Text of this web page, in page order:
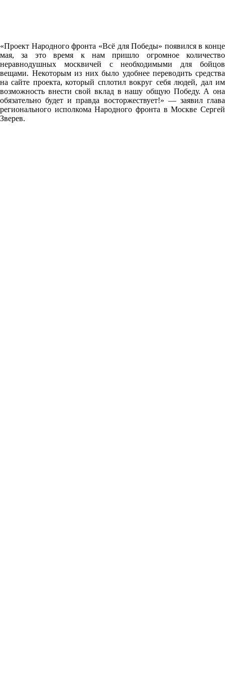
«Проект Народного фронта «Всё для Победы» появился в конце
мая, за это время к нам пришло огромное количество
неравнодушных москвичей с необходимыми для бойцов
вещами. Некоторым из них было удобнее переводить средства
на сайте проекта, который сплотил вокруг себя людей, дал им
возможность внести свой вклад в нашу общую Победу. А она
обязательно будет и правда восторжествует!» — заявил глава
регионального исполкома Народного фронта в Москве Сергей
Зверев.